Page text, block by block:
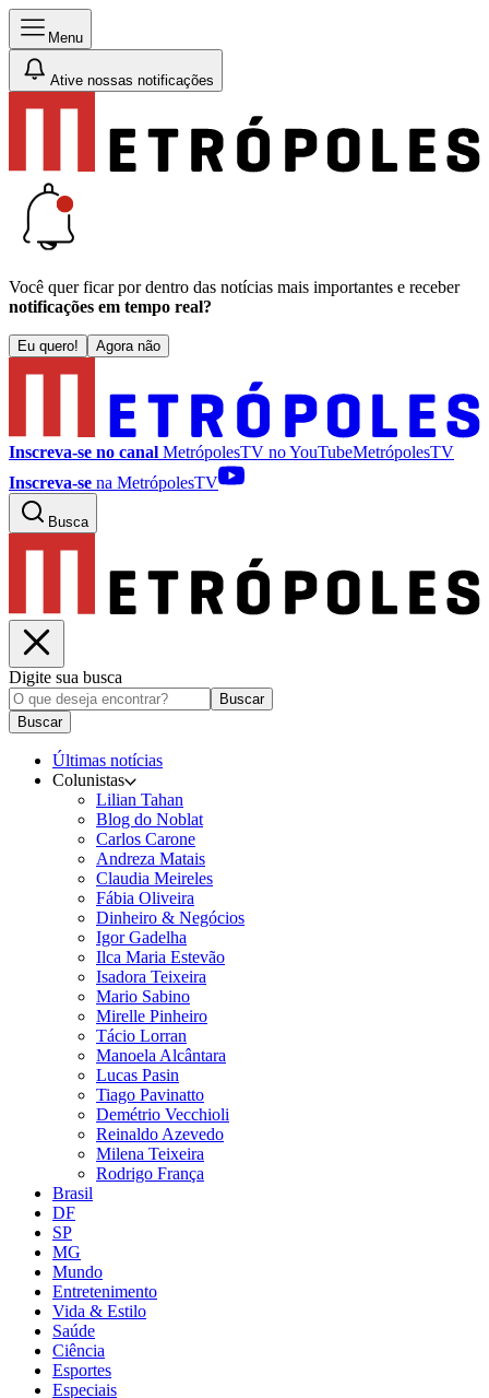
Menu
Ative nossas notificações
Você quer ficar por dentro das notícias mais importantes e receber
notificações em tempo real?
Eu quero! Agora não
Inscreva-se no canal MetrópolesTV noYouTubeMetrópolesTV
Inscreva-se na MetrópolesTV
Busca
Digite sua busca
Buscar
Buscar
Últimas notícias
Colunistas
Lilian Tahan
Blog do Noblat
Carlos Carone
Andreza Matais
Claudia Meireles
Fábia Oliveira
Dinheiro & Negócios
Igor Gadelha
Ilca Maria Estevão
Isadora Teixeira
Mario Sabino
Mirelle Pinheiro
Tácio Lorran
Manoela Alcântara
Lucas Pasin
Tiago Pavinatto
Demétrio Vecchioli
Reinaldo Azevedo
Milena Teixeira
Rodrigo França
Brasil
DF
SP
MG
Mundo
Entretenimento
Vida & Estilo
Saúde
Ciência
Esportes
Especiais